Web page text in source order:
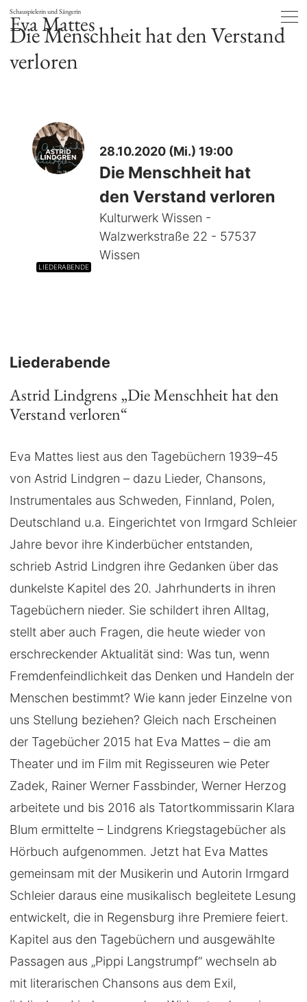
Schauspielerin und Sängerin
Eva Mattes
Die Menschheit hat den Verstand
verloren
LIEDERABENDE
28.10.2020 (Mi.) 19:00
Die Menschheit hat
den Verstand verloren
Kulturwerk Wissen -
Walzwerkstraße 22 - 57537
Wissen
Liederabende
Astrid Lindgrens „Die Menschheit hat den
Verstand verloren“
Eva Mattes liest aus den Tagebüchern 1939–45
von Astrid Lindgren – dazu Lieder, Chansons,
Instrumentales aus Schweden, Finnland, Polen,
Deutschland u.a. Eingerichtet von Irmgard Schleier
Jahre bevor ihre Kinderbücher entstanden,
schrieb Astrid Lindgren ihre Gedanken über das
dunkelste Kapitel des 20. Jahrhunderts in ihren
Tagebüchern nieder. Sie schildert ihren Alltag,
stellt aber auch Fragen, die heute wieder von
erschreckender Aktualität sind: Was tun, wenn
Fremdenfeindlichkeit das Denken und Handeln der
Menschen bestimmt? Wie kann jeder Einzelne von
uns Stellung beziehen? Gleich nach Erscheinen
der Tagebücher 2015 hat Eva Mattes – die am
Theater und im Film mit Regisseuren wie Peter
Zadek, Rainer Werner Fassbinder, Werner Herzog
arbeitete und bis 2016 als Tatortkommissarin Klara
Blum ermittelte – Lindgrens Kriegstagebücher als
Hörbuch aufgenommen. Jetzt hat Eva Mattes
gemeinsam mit der Musikerin und Autorin Irmgard
Schleier daraus eine musikalisch begleitete Lesung
entwickelt, die in Regensburg ihre Premiere feiert.
Kapitel aus den Tagebüchern und ausgewählte
Passagen aus „Pippi Langstrumpf“ wechseln ab
mit literarischen Chansons aus dem Exil,